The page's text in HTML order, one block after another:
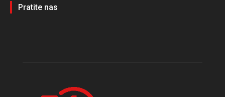
Pratite nas